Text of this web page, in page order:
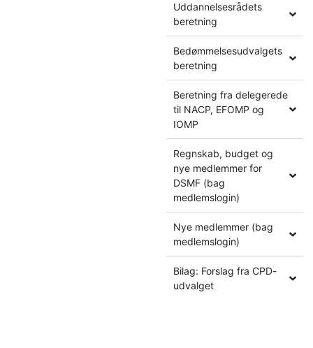
Uddannelsesrådets
beretning
Bedømmelsesudvalgets
beretning
Beretning fra delegerede
til NACP, EFOMP og
IOMP
Regnskab, budget og
nye medlemmer for
DSMF (bag
medlemslogin)
Nye medlemmer (bag
medlemslogin)
Bilag: Forslag fra CPD-
udvalget